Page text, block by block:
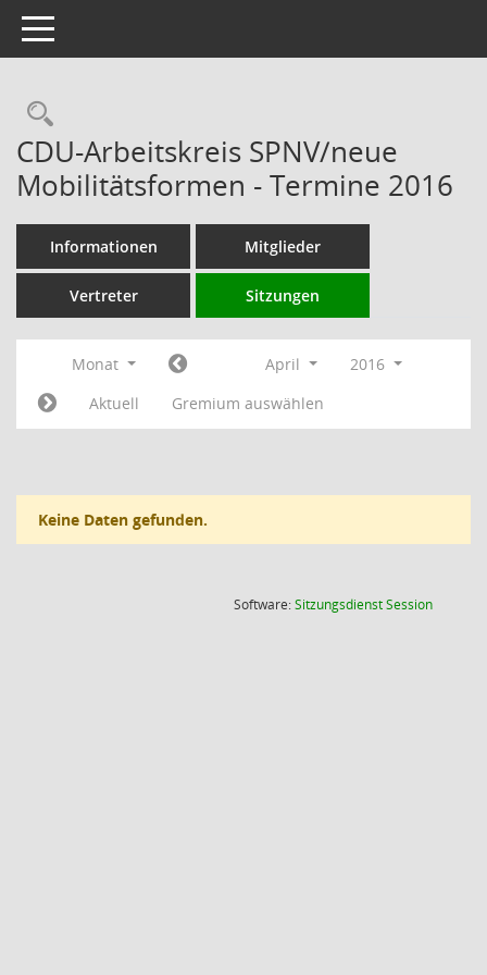
Toggle navigation
Rechercheauswahl
CDU-Arbeitskreis SPNV/neue
Mobilitätsformen - Termine 2016
Informationen Mitglieder
Vertreter Sitzungen
Monat April
2016
Aktuell
Gremium auswählen
Keine Daten gefunden.
Software:SitzungsdienstSession(Wird in